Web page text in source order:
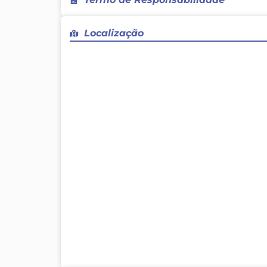
quaisquer consequências que eles
Localização